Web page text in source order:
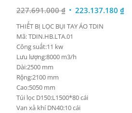
227.691.000₫ Giá
là:
223.137.180 ₫Giá
THIẾT BỊ LỌC BỤI TAY ÁO TDIN
Mã: TDIN.HB.LTA.01
Công suất:11 kw
Lưu lượng:8000 m3/h
Dài:2500 mm
Rộng:2100 mm
Cao:5050 mm
Túi lọc D150:L1500*80 cái
Van xả khí DN40:10 cái